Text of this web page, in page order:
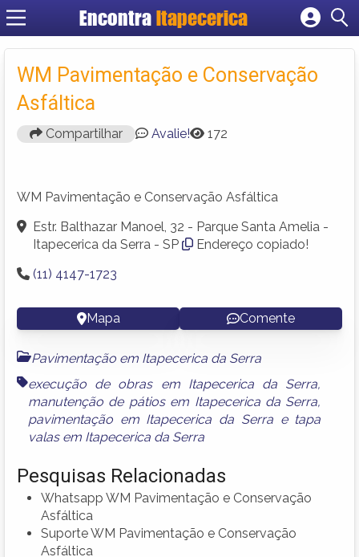
Encontra Itapecerica
Cadastrar empresa
Fazer login
Criar conta
WM Pavimentação e Conservação
Asfáltica
Compartilhar Avalie! 172
WM Pavimentação e Conservação Asfáltica
Estr. Balthazar Manoel, 32 - Parque Santa Amelia -
Itapecerica da Serra - SP
Endereço copiado!
(11) 4147-1723
Mapa Comente
Pavimentação em Itapecerica da Serra
execução de obras em Itapecerica da Serra,
manutenção de pátios em Itapecerica da Serra,
pavimentação em Itapecerica da Serrae tapa
valas em Itapecerica da Serra
Pesquisas Relacionadas
Whatsapp WM Pavimentação e Conservação
Asfáltica
Suporte WM Pavimentação e Conservação
Asfáltica